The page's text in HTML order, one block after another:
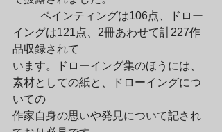
イングは121点、2冊あわせて計227作
品収録されて
います。ドローイング集のほうには、
素材としての紙と、ドローイングにつ
いての
作家自身の思いや発見について記され